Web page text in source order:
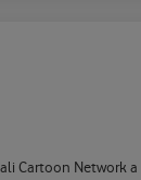
Network